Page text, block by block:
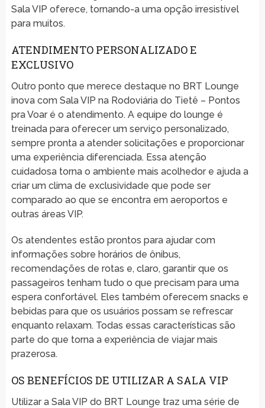
Sala VIP oferece, tornando-a uma opção irresistível
para muitos.
ATENDIMENTO PERSONALIZADO E
EXCLUSIVO
Outro ponto que merece destaque no BRT Lounge
inova com Sala VIP na Rodoviária do Tietê – Pontos
pra Voar é o atendimento. A equipe do lounge é
treinada para oferecer um serviço personalizado,
sempre pronta a atender solicitações e proporcionar
uma experiência diferenciada. Essa atenção
cuidadosa torna o ambiente mais acolhedor e ajuda a
criar um clima de exclusividade que pode ser
comparado ao que se encontra em aeroportos e
outras áreas VIP.
Os atendentes estão prontos para ajudar com
informações sobre horários de ônibus,
recomendações de rotas e, claro, garantir que os
passageiros tenham tudo o que precisam para uma
espera confortável. Eles também oferecem snacks e
bebidas para que os usuários possam se refrescar
enquanto relaxam. Todas essas características são
parte do que torna a experiência de viajar mais
prazerosa.
OS BENEFÍCIOS DE UTILIZAR A SALA VIP
Utilizar a Sala VIP do BRT Lounge traz uma série de